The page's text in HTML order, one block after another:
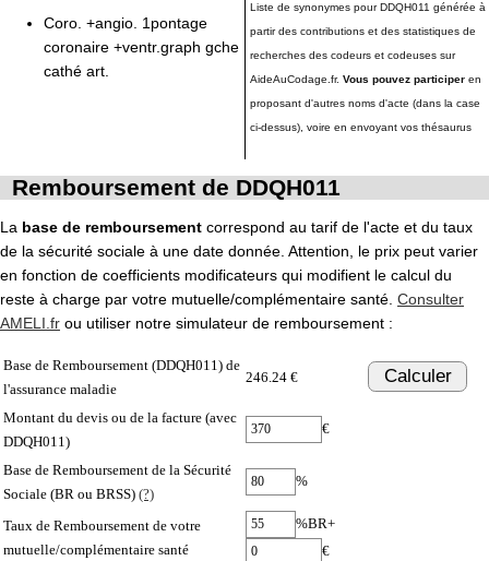
Coro. +angio. 1pontage
coronaire +ventr.graph gche
cathé art.
Liste de synonymes pour DDQH011 générée à
partir des contributions et des statistiques de
recherches des codeurs et codeuses sur
AideAuCodage.fr. Vous pouvez participer en
proposant d'autres noms d'acte (dans la case
ci-dessus), voire en envoyant vos thésaurus
Remboursement de DDQH011
La base de remboursement correspond au tarif de l'acte et du taux
de la sécurité sociale à une date donnée. Attention, le prix peut varier
en fonction de coefficients modificateurs qui modifient le calcul du
reste à charge par votre mutuelle/complémentaire santé. Consulter
AMELI.fr ou utiliser notre simulateur de remboursement :
Base de Remboursement (DDQH011) de
l'assurance maladie
246.24 € Calculer
Montant du devis ou de la facture (avec
DDQH011)
€
Base de Remboursement de la Sécurité
Sociale (BR ou BRSS) (?)
%
Taux de Remboursement de votre
mutuelle/complémentaire santé
%BR+
€